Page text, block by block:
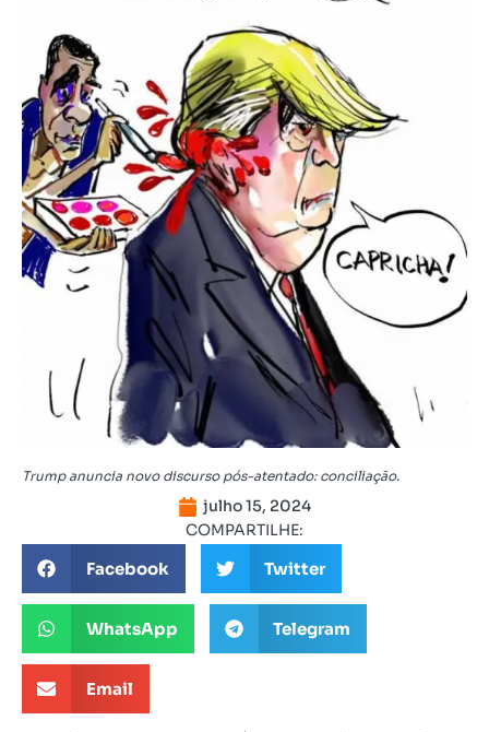
Trump anuncia novo discurso pós-atentado: conciliação.
julho 15, 2024
COMPARTILHE:
Facebook Twitter
WhatsApp Telegram
Email